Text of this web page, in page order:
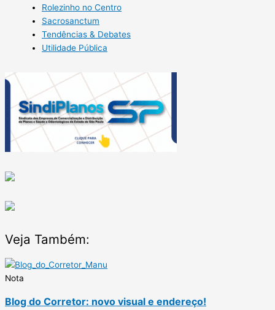
Rolezinho no Centro
Sacrosanctum
Tendências & Debates
Utilidade Pública
Veja Também:
Nota
Blog do Corretor: novo visual e endereço!